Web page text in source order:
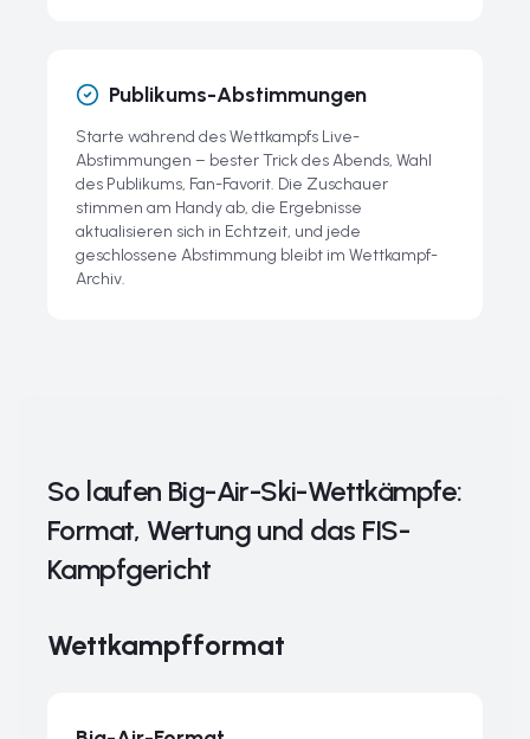
Publikums-Abstimmungen
Starte während des Wettkampfs Live-
Abstimmungen – bester Trick des Abends, Wahl
des Publikums, Fan-Favorit. Die Zuschauer
stimmen am Handy ab, die Ergebnisse
aktualisieren sich in Echtzeit, und jede
geschlossene Abstimmung bleibt im Wettkampf-
Archiv.
So laufen Big-Air-Ski-Wettkämpfe:
Format, Wertung und das FIS-
Kampfgericht
Wettkampfformat